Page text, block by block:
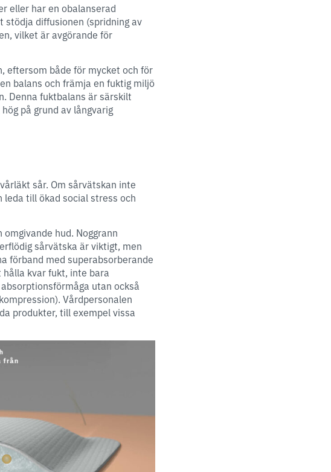
eller har en obalanserad
diffusionen (spridning av
vilket är avgörande för
eftersom både för mycket och för
balans och främja en fuktig miljö
Denna fuktbalans är särskilt
på grund av långvarig
sår. Om sårvätskan inte
till ökad social stress och
hud. Noggrann
sårvätska är viktigt, men
förband med superabsorberande
kvar fukt, inte bara
utan också
Vårdpersonalen
produkter, till exempel vissa